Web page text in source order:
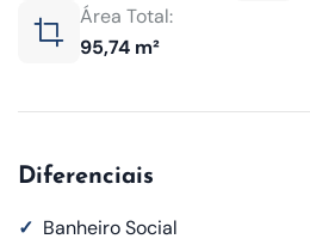
Área Total:
95,74 m²
Diferenciais
✓ Banheiro Social